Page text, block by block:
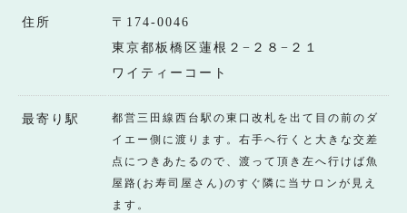
住所
〒174-0046
東京都板橋区蓮根２−２８−２１
ワイティーコート
最寄り駅
都営三田線西台駅の東口改札を出て目の前のダ
イエー側に渡ります。右手へ行くと大きな交差
点につきあたるので、渡って頂き左へ行けば魚
屋路(お寿司屋さん)のすぐ隣に当サロンが見え
ます。